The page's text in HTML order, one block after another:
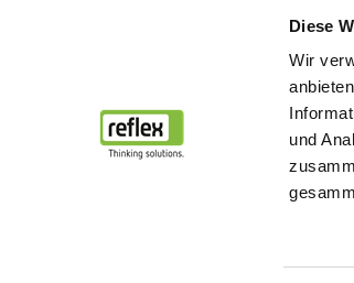
Diese
Wir
und
Unsere